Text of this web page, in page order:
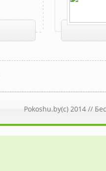
Pokoshu.by(c) 2014 //